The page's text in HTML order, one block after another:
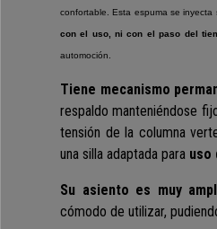
confortable. Esta espuma se
con el uso, ni con el paso del
automoción.
Tiene mecanismo
respaldo manteniéndose
tensión de la columna
una silla adaptada para uso
Su asiento es muy
cómodo de utilizar,